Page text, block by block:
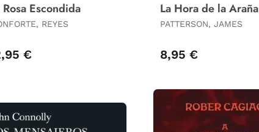
Rosa Escondida
REYES
€
La Hora de la Araña
PATTERSON, JAMES
8,95 €